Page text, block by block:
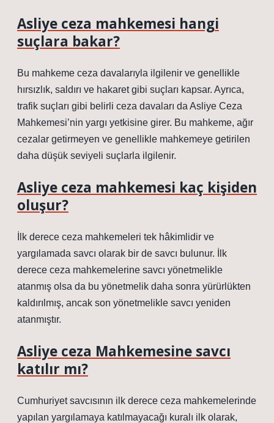
Asliye ceza mahkemesi hangi
suçlara bakar?
Bu mahkeme ceza davalarıyla ilgilenir ve genellikle
hırsızlık, saldırı ve hakaret gibi suçları kapsar. Ayrıca,
trafik suçları gibi belirli ceza davaları da Asliye Ceza
Mahkemesi’nin yargı yetkisine girer. Bu mahkeme, ağır
cezalar getirmeyen ve genellikle mahkemeye getirilen
daha düşük seviyeli suçlarla ilgilenir.
Asliye ceza mahkemesi kaç kişiden
oluşur?
İlk derece ceza mahkemeleri tek hâkimlidir ve
yargılamada savcı olarak bir de savcı bulunur. İlk
derece ceza mahkemelerine savcı yönetmelikle
atanmış olsa da bu yönetmelik daha sonra yürürlükten
kaldırılmış, ancak son yönetmelikle savcı yeniden
atanmıştır.
Asliye ceza Mahkemesine savcı
katılır mı?
Cumhuriyet savcısının ilk derece ceza mahkemelerinde
yapılan yargılamaya katılmayacağı kuralı ilk olarak,